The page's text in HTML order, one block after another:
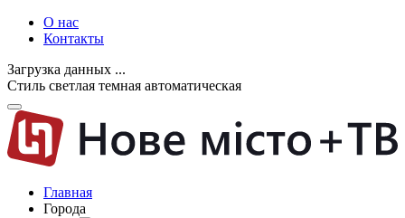
О нас
Контакты
Загрузка данных ...
Стиль светлая темная автоматическая
Главная
Города